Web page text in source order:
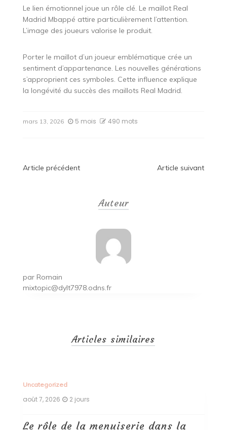
Le lien émotionnel joue un rôle clé. Le maillot Real
Madrid Mbappé attire particulièrement l’attention.
L’image des joueurs valorise le produit.
Porter le maillot d’un joueur emblématique crée un
sentiment d’appartenance. Les nouvelles générations
s’approprient ces symboles. Cette influence explique
la longévité du succès des maillots Real Madrid.
mars 13, 2026 5 mois 490 mots
Navigation
Article précédent Article suivant
Auteur
par Romain
mixtopic@dylt7978.odns.fr
Articles similaires
Uncategorized
août 7, 2026 2 jours
Le rôle de la menuiserie dans la